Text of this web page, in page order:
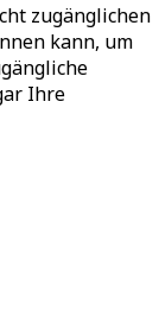
zugänglichen
kann, um
Ihre